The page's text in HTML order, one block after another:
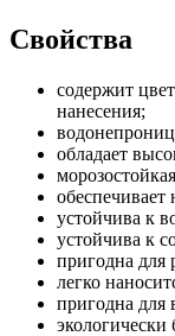
Свойства
содержит
нанесения;
обладает
устойчива к
устойчива к
пригодна для
легко
пригодна для
экологически